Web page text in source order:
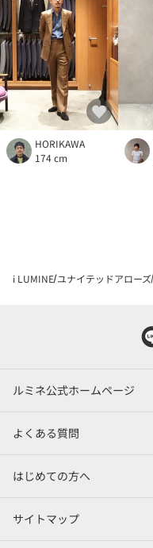
HORIKAWA
174 cm
i LUMINE ユナイテッドアローズ
ルミネ公式ホームページ
よくある質問
はじめての方へ
サイトマップ